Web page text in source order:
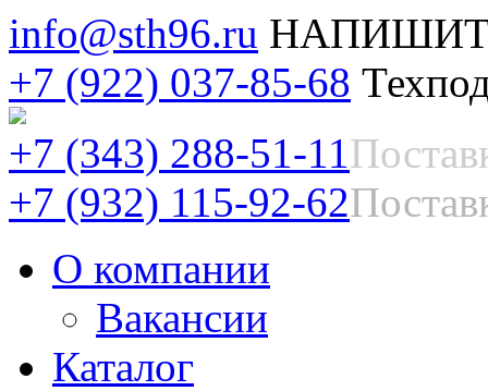
info@sth96.ru
+7 (922) 037-85-68
+7 (343) 288-51-11
+7 (932) 115-92-62
О компании
Вакансии
Каталог